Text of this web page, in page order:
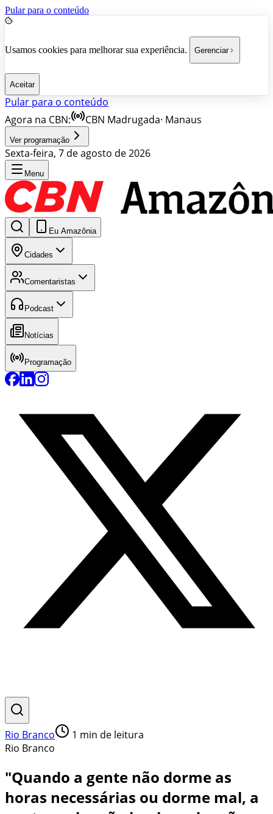
Pular para o conteúdo
Usamos cookies para melhorar sua experiência. Gerenciar
Aceitar
Pular para o conteúdo
Agora na CBN:
CBN Madrugada· Manaus
Ver programação
Sexta-feira, 7 de agosto de 2026
Menu
Eu Amazônia
Cidades
Comentaristas
Podcast
Notícias
Programação
Rio Branco 1 min de leitura
Rio Branco
"Quando a gente não dorme as
horas necessárias ou dorme mal, a